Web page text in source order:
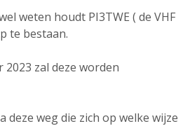
weten houdt PI3TWE ( de VHF
te bestaan.
2023 zal deze worden
deze weg die zich op welke wijze